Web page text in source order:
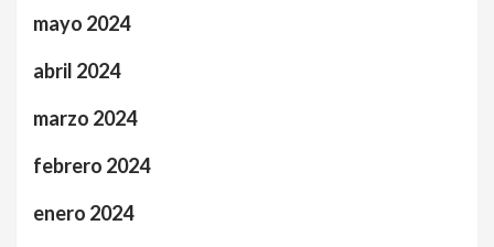
mayo 2024
abril 2024
marzo 2024
febrero 2024
enero 2024